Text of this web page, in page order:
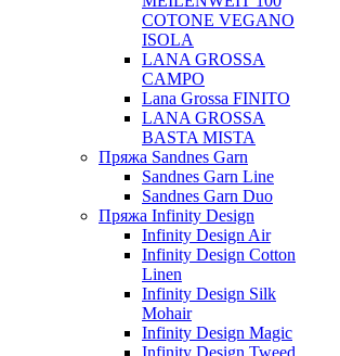
COTONE VEGANO
ISOLA
LANA GROSSA
CAMPO
Lana Grossa FINITO
LANA GROSSA
BASTA MISTA
Пряжа Sandnes Garn
Sandnes Garn Line
Sandnes Garn Duo
Пряжа Infinity Design
Infinity Design Air
Infinity Design Cotton
Linen
Infinity Design Silk
Mohair
Infinity Design Magic
Infinity Design Tweed